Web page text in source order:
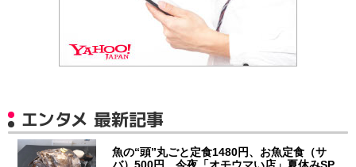
エンタメ 最新記事
魚の“頭”丸ごと定食1480円、お魚定食（サ